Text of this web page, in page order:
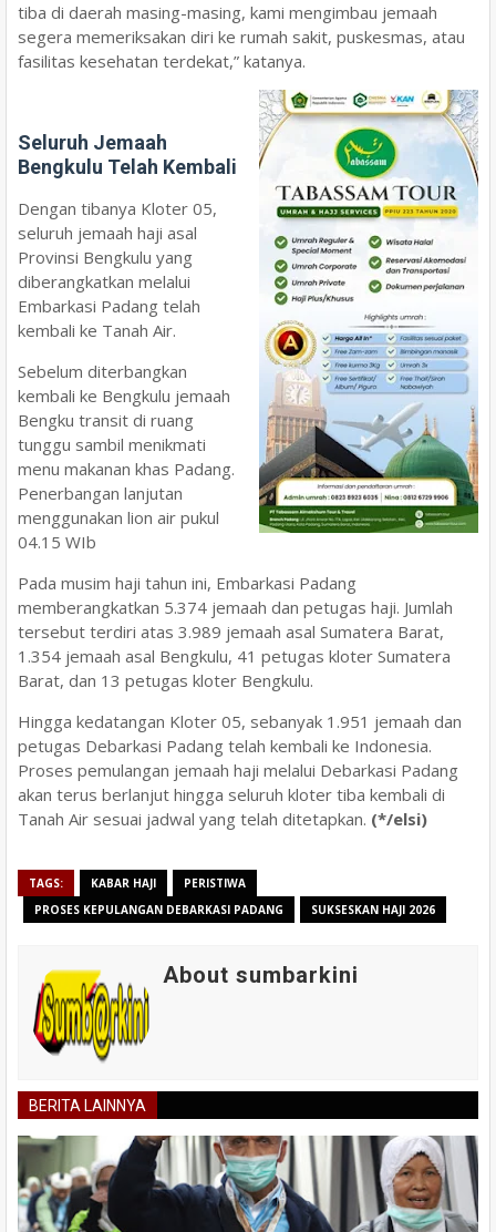
tiba di daerah masing-masing, kami mengimbau jemaah
segera memeriksakan diri ke rumah sakit, puskesmas, atau
fasilitas kesehatan terdekat,” katanya.
Seluruh Jemaah
Bengkulu Telah Kembali
Dengan tibanya Kloter 05,
seluruh jemaah haji asal
Provinsi Bengkulu yang
diberangkatkan melalui
Embarkasi Padang telah
kembali ke Tanah Air.
Sebelum diterbangkan
kembali ke Bengkulu jemaah
Bengku transit di ruang
tunggu sambil menikmati
menu makanan khas Padang.
Penerbangan lanjutan
menggunakan lion air pukul
04.15 WIb
Pada musim haji tahun ini, Embarkasi Padang
memberangkatkan 5.374 jemaah dan petugas haji. Jumlah
tersebut terdiri atas 3.989 jemaah asal Sumatera Barat,
1.354 jemaah asal Bengkulu, 41 petugas kloter Sumatera
Barat, dan 13 petugas kloter Bengkulu.
Hingga kedatangan Kloter 05, sebanyak 1.951 jemaah dan
petugas Debarkasi Padang telah kembali ke Indonesia.
Proses pemulangan jemaah haji melalui Debarkasi Padang
akan terus berlanjut hingga seluruh kloter tiba kembali di
Tanah Air sesuai jadwal yang telah ditetapkan. (*/elsi)
TAGS: KABAR HAJI
PERISTIWA
PROSES KEPULANGAN DEBARKASI PADANG
SUKSESKAN HAJI 2026
About sumbarkini
BERITA LAINNYA